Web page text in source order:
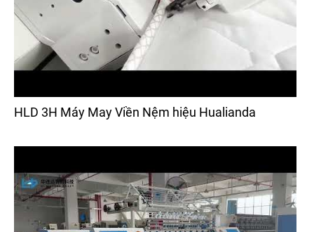
HLD 3H Máy May Viền Nệm hiệu Hualianda